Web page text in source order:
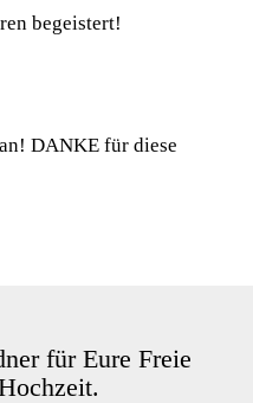
begeistert!
DANKE für diese
für Eure Freie